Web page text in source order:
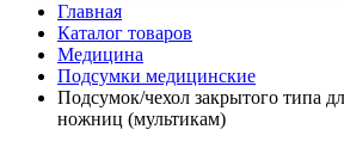
Главная
Каталог товаров
Медицина
Подсумки медицинские
Подсумок/чехол закрытого типа
ножниц (мультикам)